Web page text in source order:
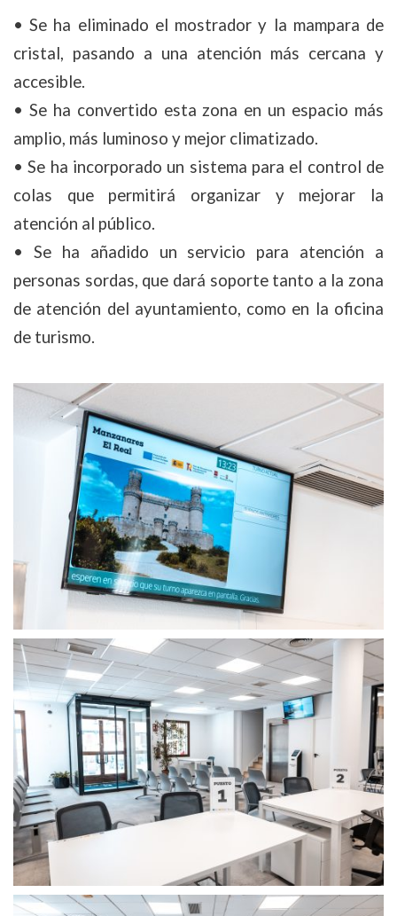
• Se ha eliminado el mostrador y la mampara de
cristal, pasando a una atención más cercana y
accesible.
• Se ha convertido esta zona en un espacio más
amplio, más luminoso y mejor climatizado.
• Se ha incorporado un sistema para el control de
colas que permitirá organizar y mejorar la
atención al público.
• Se ha añadido un servicio para atención a
personas sordas, que dará soporte tanto a la zona
de atención del ayuntamiento, como en la oficina
de turismo.